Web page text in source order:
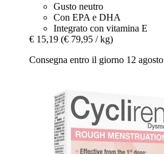
Gusto neutro
Con EPA e DHA
Integrato con vitamina E
€ 15,19 (€ 79,95 / kg)
Consegna entro il giorno 12 agosto